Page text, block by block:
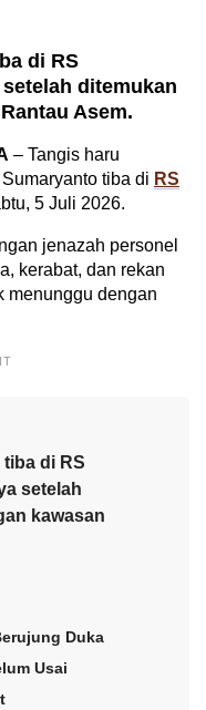
di RS
ditemukan
Asem.
– Tangis haru
tiba di RS
5 Juli 2026.
jenazah personel
kerabat, dan rekan
menunggu dengan
di RS
setelah
kawasan
Duka
Usai